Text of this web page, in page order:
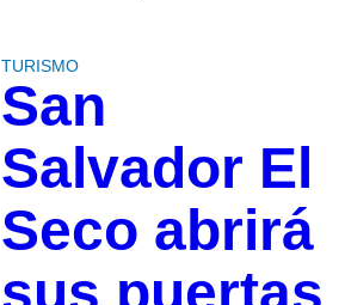
TURISMO
San
Salvador El
Seco abrirá